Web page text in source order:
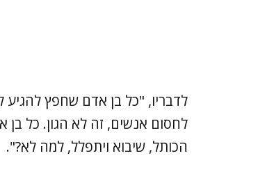
לדבריו, "כל בן אדם שחפץ
לחסום אנשים, זה לא הגון. כל
הכותל, שיבוא ויתפלל, למה לא?".